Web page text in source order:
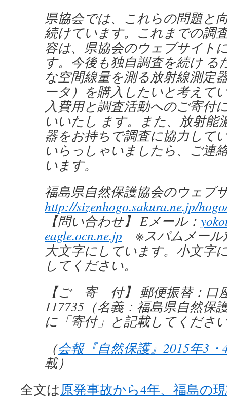
県協会では、これらの問題と
続けています。これまでの調
容は、県協会のウェブサイト
す。今後も独自調査を続け る
な空間線量を測る放射線測定
ータ）を購入したいと考えて
入費用と調査活動へのご寄付
いいたし ます。また、放射能
器をお持ちで調査に協力して
いらっしゃいましたら、ご連
います。
福島県自然保護協会のウェブ
http://sizenhogo.sakura.ne.jp/
【問い合わせ】 Eメール：
eagle.ocn.ne.jp ※スパムメール
大文字にしています。小文字
してください。
【ご 寄 付】 郵便振替：口
117735（名義：福島県自然保
に「寄付」と記載してくださ
（会報『自然保護』2015年3・
載）
全文は原発事故から4年、福島の